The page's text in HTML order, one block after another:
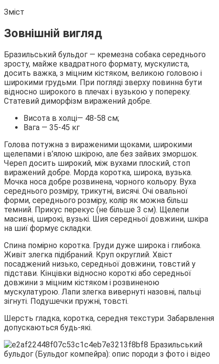
Зміст
Зовнішній вигляд
Бразильський бульдог ― кремезна собака середнього
зросту, майже квадратного формату, мускулиста,
досить важка, з міцним кістяком, великою головою і
широкими грудьми. При погляді зверху повинна бути
відносно широкого в плечах і вузькою у попереку.
Статевий диморфізм виражений добре.
Висота в холці― 48-58 см;
Вага ― 35-45 кг
Голова потужна з вираженими щоками, широкими
щелепами і в’ялою шкірою, але без зайвих зморшок.
Череп досить широкий, між вухами плоский, стоп
виражений добре. Морда коротка, широка, вузька.
Мочка носа добре розвинена, чорного кольору. Вуха
середнього розміру, трикутні, висячі. Очі овальної
форми, середнього розміру, колір як можна більш
темний. Прикус перекус (не більше 3 см). Щелепи
масивні, широкі, вузькі. Шия середньої довжини, шкіра
на шиї формує складки.
Спина помірно коротка. Груди дуже широка і глибока.
Живіт злегка підібраний. Круп округлий. Хвіст
посаджений низько, середньої довжини, товстий у
підстави. Кінцівки відносно короткі або середньої
довжини з міцним кістяком і розвиненою
мускулатурою. Лапи злегка вивернуті назовні, пальці
зігнуті. Подушечки пружні, товсті.
Шерсть гладка, коротка, середня текстури. Забарвлення
допускаються будь-які.